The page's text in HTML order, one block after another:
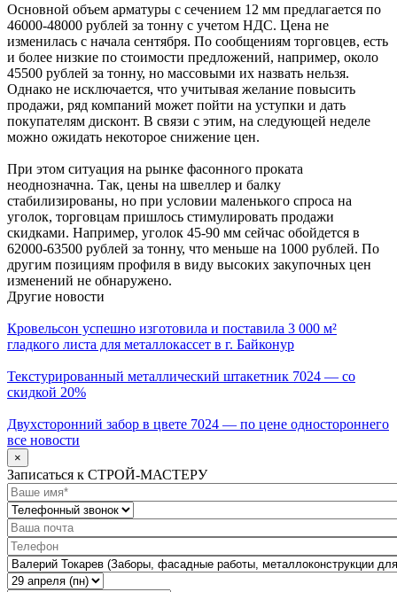
Основной объем арматуры с сечением 12 мм предлагается по
46000-48000 рублей за тонну с учетом НДС. Цена не
изменилась с начала сентября. По сообщениям торговцев, есть
и более низкие по стоимости предложений, например, около
45500 рублей за тонну, но массовыми их назвать нельзя.
Однако не исключается, что учитывая желание повысить
продажи, ряд компаний может пойти на уступки и дать
покупателям дисконт. В связи с этим, на следующей неделе
можно ожидать некоторое снижение цен.
При этом ситуация на рынке фасонного проката
неоднозначна. Так, цены на швеллер и балку
стабилизированы, но при условии маленького спроса на
уголок, торговцам пришлось стимулировать продажи
скидками. Например, уголок 45-90 мм сейчас обойдется в
62000-63500 рублей за тонну, что меньше на 1000 рублей. По
другим позициям профиля в виду высоких закупочных цен
изменений не обнаружено.
Другие новости
Кровельсон успешно изготовила и поставила 3 000 м²
гладкого листа для металлокассет в г. Байконур
Текстурированный металлический штакетник 7024 — со
скидкой 20%
Двухсторонний забор в цвете 7024 — по цене одностороннего
все новости
×
Записаться к СТРОЙ-МАСТЕРУ